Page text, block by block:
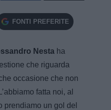
FONTI PREFERITE
Nesta ha
che riguarda
occasione che non
fatta noi, al
prendiamo un gol del